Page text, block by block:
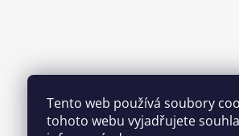
Tento web používá soubory
tohoto webu vyjadřujete